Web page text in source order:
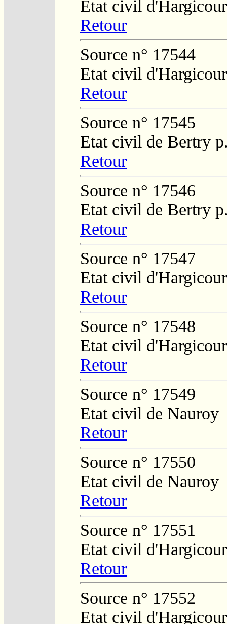
Etat civil
Retour
Source n° 17544
Etat civil
Retour
Source n° 17545
Etat civil de Bertry
Retour
Source n° 17546
Etat civil de Bertry
Retour
Source n° 17547
Etat civil
Retour
Source n° 17548
Etat civil
Retour
Source n° 17549
Etat civil de Nauroy
Retour
Source n° 17550
Etat civil de Nauroy
Retour
Source n° 17551
Etat civil
Retour
Source n° 17552
Etat civil